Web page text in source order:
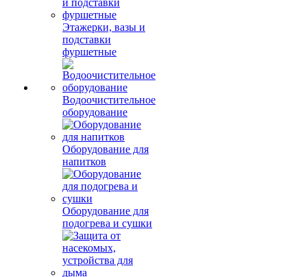
Этажерки, вазы и
подставки
фуршетные
Водоочистительное
оборудование
Оборудование для
напитков
Оборудование для
подогрева и сушки